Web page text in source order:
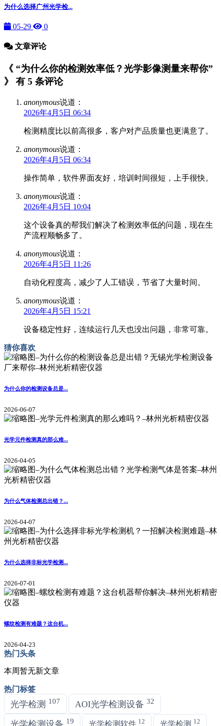
为什么选择广州光学检...
05-29 0
文章评论
《 “为什么你的检测效率低？光学影像测量来帮你”
》 有 5 条评论
anonymous说道：
2026年4月5日 06:34
检测精度比以前高很多，客户对产品质量也更满意了。
anonymous说道：
2026年4月5日 06:34
操作简单，软件界面友好，培训时间很短，上手很快。
anonymous说道：
2026年4月5日 10:04
这个设备真的帮我们解决了检测效率低的问题，现在生
产流程顺畅多了。
anonymous说道：
2026年4月5日 11:26
自动化程度高，减少了人工错误，节省了大量时间。
anonymous说道：
2026年4月5日 15:21
设备稳定性好，连续运行几天也没出问题，非常可靠。
猜你喜欢
为什么你的检测设备总是...
2026-06-07
光学元件检测真的那么难...
2026-04-05
为什么气体检测总出错？...
2026-04-07
为什么选择非标光学检测...
2026-07-01
螺纹检测有难题？这台机...
2026-04-23
热门头条
本周暂无新文章
热门标签
光学检测 107 AOI光学检测设备 32
光学检测设备 19 光学检测软件 12 光学检测 12